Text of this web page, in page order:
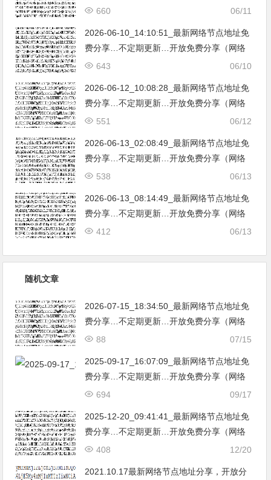
免费节点香港|日本|韩国|新加坡|台湾|马来西
06/11
660
2026-06-10_14:10:51_最新网络节点地址免
费分享…不定期更新…开放免费分享（网络
免费节点香港|日本|韩国|新加坡|台湾|马来西
06/10
643
2026-06-12_10:08:28_最新网络节点地址免
费分享…不定期更新…开放免费分享（网络
免费节点香港|日本|韩国|新加坡|台湾|马来西
06/12
551
2026-06-13_02:08:49_最新网络节点地址免
费分享…不定期更新…开放免费分享（网络
免费节点香港|日本|韩国|新加坡|台湾|马来西
06/13
538
2026-06-13_08:14:49_最新网络节点地址免
费分享…不定期更新…开放免费分享（网络
免费节点香港|日本|韩国|新加坡|台湾|马来西
06/13
412
随机文章
2026-07-15_18:34:50_最新网络节点地址免
费分享…不定期更新…开放免费分享（网络
免费节点香港|日本|韩国|新加坡|台湾|马来西
07/15
88
2025-09-17_16:07:09_最新网络节点地址免
费分享…不定期更新…开放免费分享（网络
免费节点香港|日本|韩国|新加坡|台湾|马来西
09/17
694
2025-12-20_09:41:41_最新网络节点地址免
费分享…不定期更新…开放免费分享（网络
免费节点香港|日本|韩国|新加坡|台湾|马来西
12/20
408
2021.10.17最新网络节点地址分享，开放分